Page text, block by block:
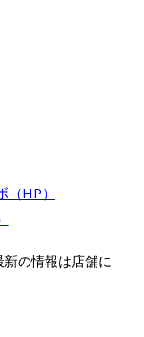
（HP）
の情報は店舗に